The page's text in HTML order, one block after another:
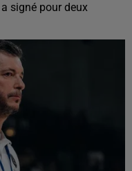
signé pour deux